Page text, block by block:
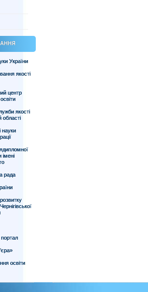
України
якості
центр
якості
області
науки
імені
рада
портал
освіти